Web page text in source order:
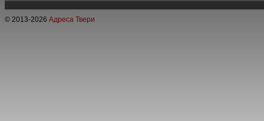
© 2013-2026 Адреса Твери